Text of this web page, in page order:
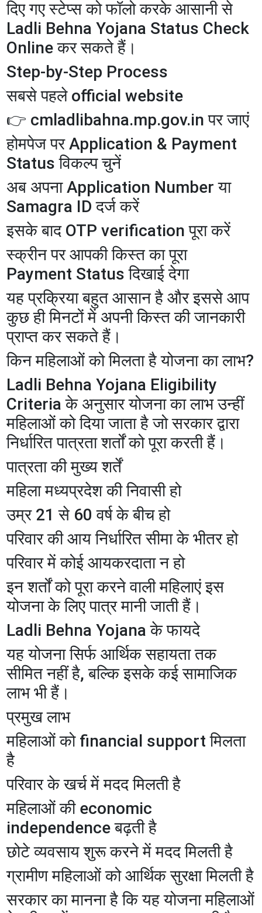
दिए गए स्टेप्स को फॉलो करके आसानी से
Ladli Behna Yojana Status Check
Online कर सकते हैं।
Step-by-Step Process
सबसे पहले official website
👉 cmladlibahna.mp.gov.in पर जाएं
होमपेज पर Application & Payment
Status विकल्प चुनें
अब अपना Application Number या
Samagra ID दर्ज करें
इसके बाद OTP verification पूरा करें
स्क्रीन पर आपकी किस्त का पूरा
Payment Status दिखाई देगा
यह प्रक्रिया बहुत आसान है और इससे आप
कुछ ही मिनटों में अपनी किस्त की जानकारी
प्राप्त कर सकते हैं।
किन महिलाओं को मिलता है योजना का लाभ?
Ladli Behna Yojana Eligibility
Criteria के अनुसार योजना का लाभ उन्हीं
महिलाओं को दिया जाता है जो सरकार द्वारा
निर्धारित पात्रता शर्तों को पूरा करती हैं।
पात्रता की मुख्य शर्तें
महिला मध्यप्रदेश की निवासी हो
उम्र 21 से 60 वर्ष के बीच हो
परिवार की आय निर्धारित सीमा के भीतर हो
परिवार में कोई आयकरदाता न हो
इन शर्तों को पूरा करने वाली महिलाएं इस
योजना के लिए पात्र मानी जाती हैं।
Ladli Behna Yojana के फायदे
यह योजना सिर्फ आर्थिक सहायता तक
सीमित नहीं है, बल्कि इसके कई सामाजिक
लाभ भी हैं।
प्रमुख लाभ
महिलाओं को financial support मिलता
है
परिवार के खर्च में मदद मिलती है
महिलाओं की economic
independence बढ़ती है
छोटे व्यवसाय शुरू करने में मदद मिलती है
ग्रामीण महिलाओं को आर्थिक सुरक्षा मिलती है
सरकार का मानना है कि यह योजना महिलाओं